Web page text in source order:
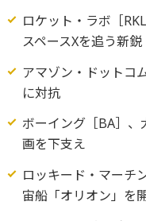
ロケット・ラボ［
スペースXを追う新鋭
アマゾン・ドットコ
に対抗
ボーイング［BA］
画を下支え
ロッキード・マーチ
宙船「オリオン」を